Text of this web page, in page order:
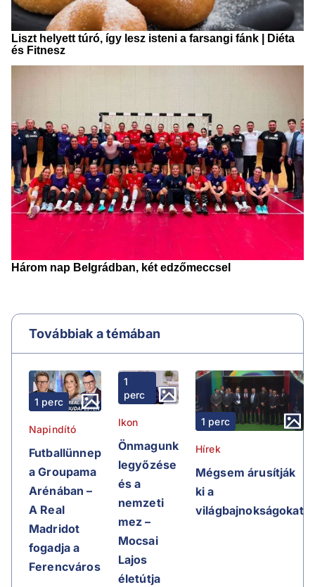
Továbbiak a témában
1 perc
Napindító
Futballünnep
a Groupama
Arénában –
A Real
Madridot
fogadja a
Ferencváros
1
perc
Ikon
Önmagunk
legyőzése
és a
nemzeti
mez –
Mocsai
Lajos
életútja
1 perc
Hírek
Mégsem árusítják
ki a
világbajnokságokat